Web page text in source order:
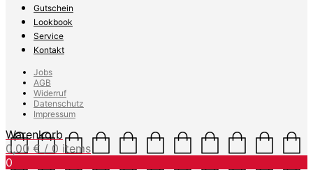
Gutschein
Lookbook
Service
Kontakt
Jobs
AGB
Widerruf
Datenschutz
Impressum
Warenkorb
0,00 € / 0 items
0